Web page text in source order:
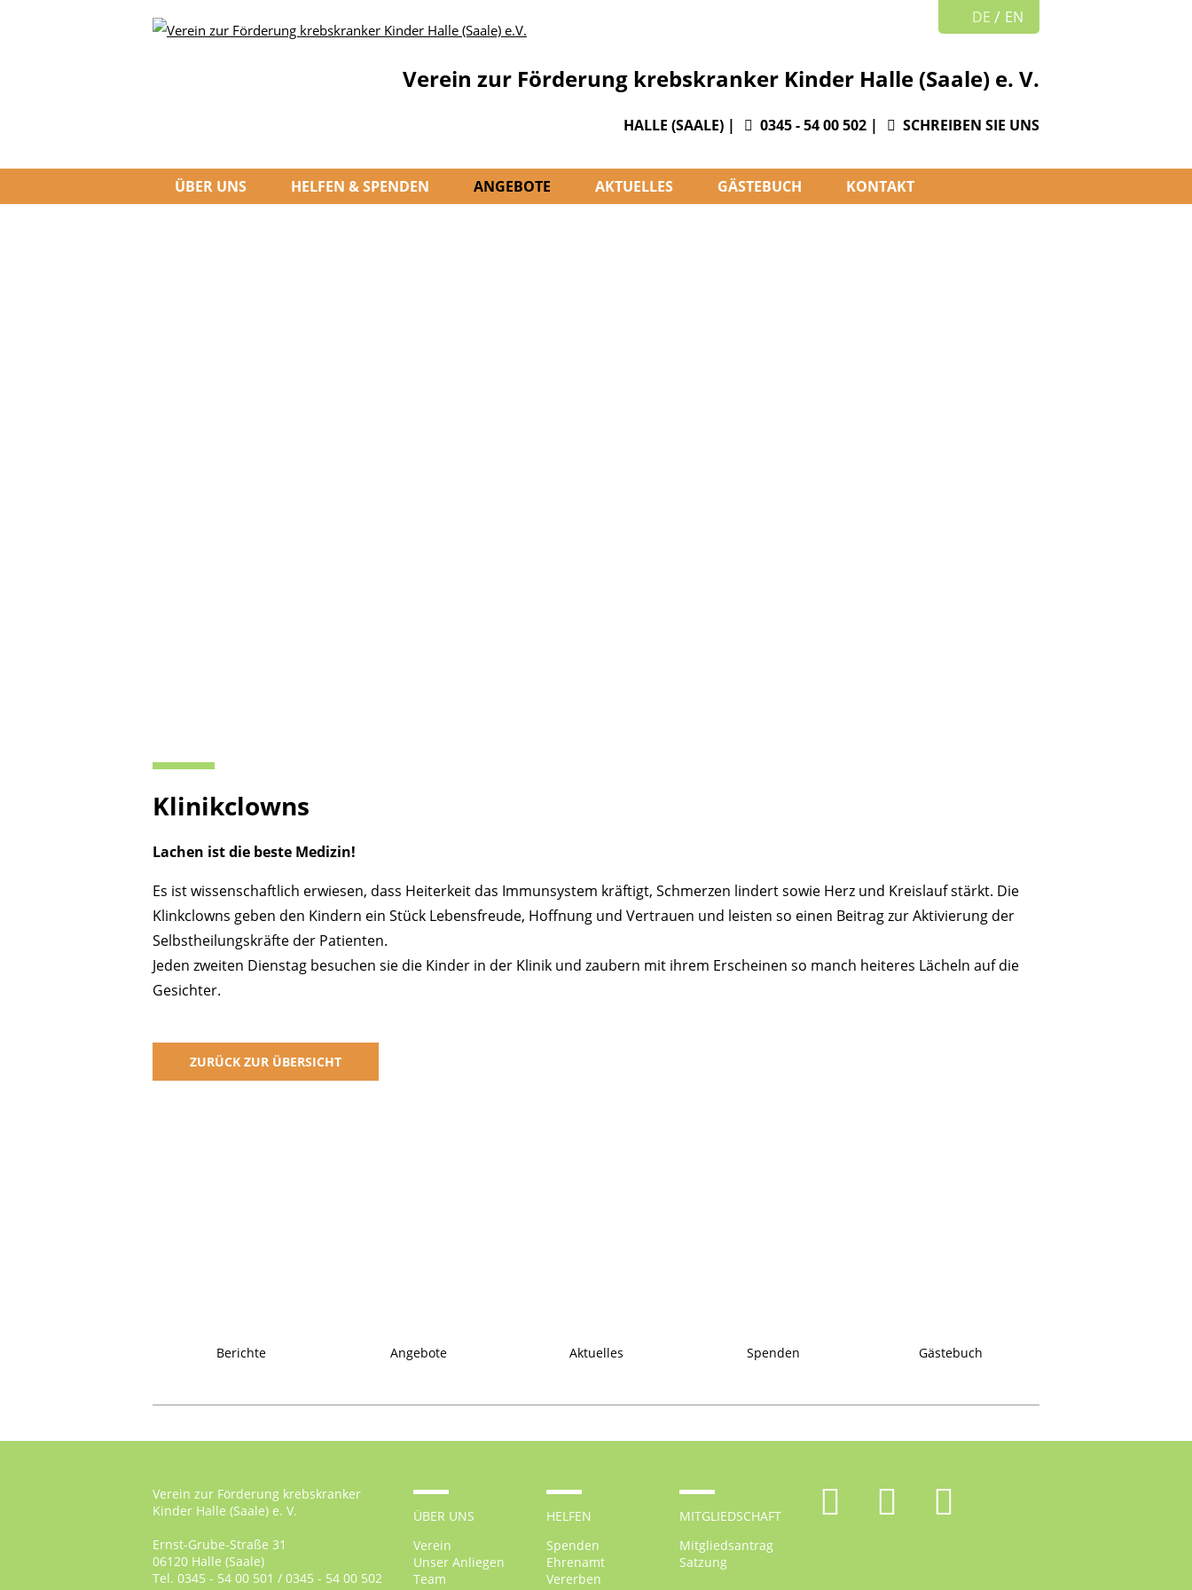
Verein zur Förderung krebskranker Kinder Halle (Saale) e. V.
HALLE (SAALE) | 0345 - 54 00 502 | SCHREIBEN SIE UNS
DE EN
ÜBER UNS HELFEN & SPENDEN ANGEBOTE AKTUELLES GÄSTEBUCH KONTAKT
Klinikclowns
Lachen ist die beste Medizin!
Es ist wissenschaftlich erwiesen, dass Heiterkeit das Immunsystem kräftigt, Schmerzen lindert sowie Herz und Kreislauf stärkt. Die
Klinkclowns geben den Kindern ein Stück Lebensfreude, Hoffnung und Vertrauen und leisten so einen Beitrag zur Aktivierung der
Selbstheilungskräfte der Patienten.
Jeden zweiten Dienstag besuchen sie die Kinder in der Klinik und zaubern mit ihrem Erscheinen so manch heiteres Lächeln auf die
Gesichter.
ZURÜCK ZUR ÜBERSICHT
Berichte Angebote Aktuelles Spenden Gästebuch
Verein zur Förderung krebskranker
Kinder Halle (Saale) e. V.
Ernst-Grube-Straße 31
06120 Halle (Saale)
Tel. 0345 - 54 00 501 / 0345 - 54 00 502
ÜBER UNS
Verein
Unser Anliegen
Team
HELFEN
Spenden
Ehrenamt
Vererben
MITGLIEDSCHAFT
Mitgliedsantrag
Satzung